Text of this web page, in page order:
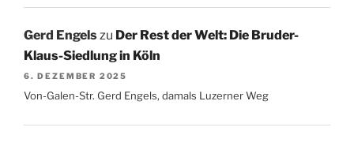
Gerd Engelszu Der Rest der Welt: Die Bruder-
Klaus-Siedlung in Köln
6. DEZEMBER 2025
Von-Galen-Str. Gerd Engels, damals Luzerner Weg